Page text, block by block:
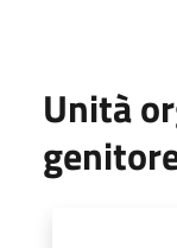
Unità